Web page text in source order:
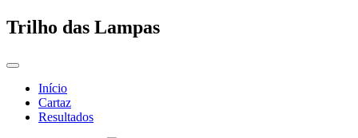
Trilho das Lampas
Início
Cartaz
Resultados